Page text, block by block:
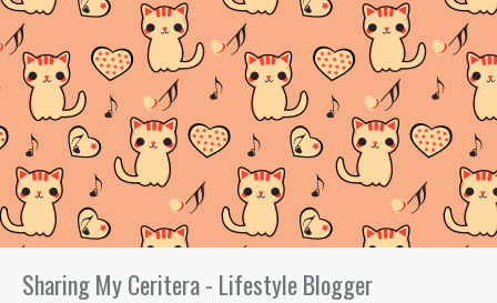
Sharing My Ceritera - Lifestyle Blogger